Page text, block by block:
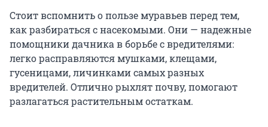
Стоит вспомнить о пользе муравьев перед тем,
как разбираться с насекомыми. Они — надежные
помощники дачника в борьбе с вредителями:
легко расправляются мушками, клещами,
гусеницами, личинками самых разных
вредителей. Отлично рыхлят почву, помогают
разлагаться растительным остаткам.